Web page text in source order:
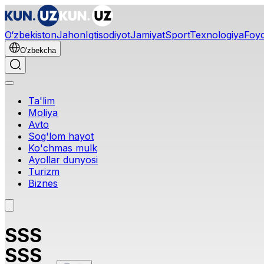
O‘zbekistonJahonIqtisodiyotJamiyatSportTexnologiya
O'zbekcha
Ta'lim
Moliya
Avto
Sog'lom hayot
Ko'chmas mulk
Ayollar dunyosi
Turizm
Biznes
SSS
SSS